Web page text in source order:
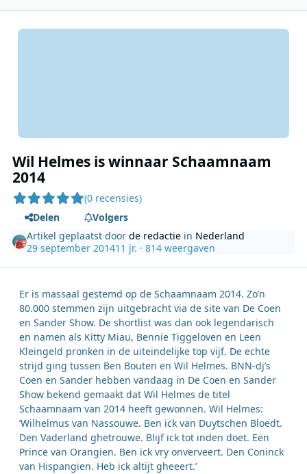
Wil Helmes is winnaar Schaamnaam
2014
(0 recensies)
Delen
Volgers
Artikel geplaatst doorde redactie in Nederland
29 september 201411 jr. · 814 weergaven
Er is massaal gestemd op de Schaamnaam 2014. Zo’n
80.000 stemmen zijn uitgebracht via de site van De Coen
en Sander Show. De shortlist was dan ook legendarisch
en namen als Kitty Miau, Bennie Tiggeloven en Leen
Kleingeld pronken in de uiteindelijke top vijf. De echte
strijd ging tussen Ben Bouten en Wil Helmes. BNN-dj’s
Coen en Sander hebben vandaag in De Coen en Sander
Show bekend gemaakt dat Wil Helmes de titel
Schaamnaam van 2014 heeft gewonnen. Wil Helmes:
‘Wilhelmus van Nassouwe. Ben ick van Duytschen Bloedt.
Den Vaderland ghetrouwe. Blijf ick tot inden doet. Een
Prince van Orangien. Ben ick vry onverveert. Den Coninck
van Hispangien. Heb ick altijt gheeert.’